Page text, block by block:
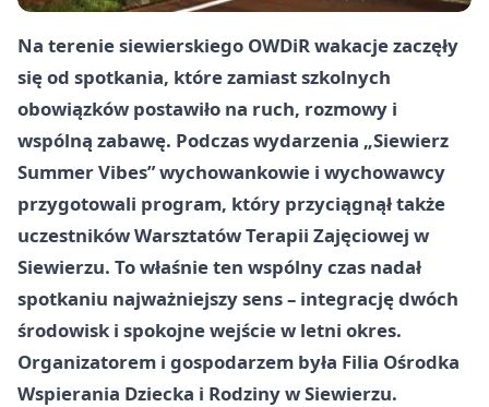
Na terenie siewierskiego OWDiR wakacje zaczęły
się od spotkania, które zamiast szkolnych
obowiązków postawiło na ruch, rozmowy i
wspólną zabawę. Podczas wydarzenia „Siewierz
Summer Vibes” wychowankowie i wychowawcy
przygotowali program, który przyciągnął także
uczestników Warsztatów Terapii Zajęciowej w
Siewierzu. To właśnie ten wspólny czas nadał
spotkaniu najważniejszy sens – integrację dwóch
środowisk i spokojne wejście w letni okres.
Organizatorem i gospodarzem była Filia Ośrodka
Wspierania Dziecka i Rodziny w Siewierzu.